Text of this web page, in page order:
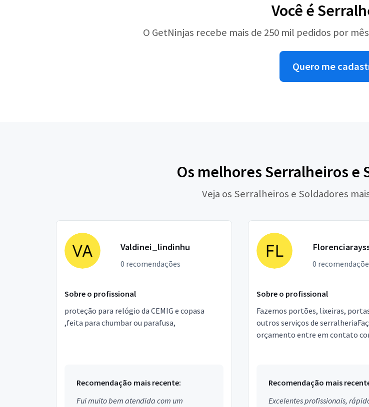
Você é
O GetNinjas recebe mais de 250 mil pedidos por
Quero me
Os melhores Serralheiros e
Veja os Serralheiros e Soldadores
Valdinei_lindinhu
0 recomendações
Sobre o profissional
proteção para relógio da CEMIG e copasa
,feita para chumbar ou parafusa,
Recomendação mais recente:
Fui muito bem atendida com um
0
Sobre o profissional
Fazemos portões, lixeiras,
outros serviços de
orçamento entre em contato
Recomendação mais
Excelentes profissionais,